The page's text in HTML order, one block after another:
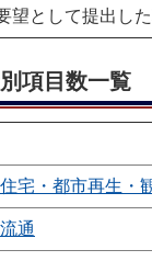
望として提出し
項目数一覧
宅・都市再生・
通